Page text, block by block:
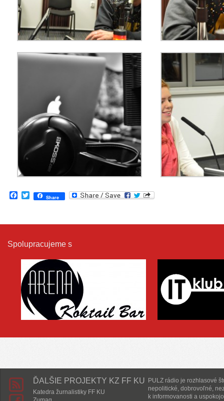
Facebook
TwitterShare
Spolupracujeme s
ĎALŠIE PROJEKTY KZ FF KU
Katedra žurnalistiky FF KU
PULZ rádio je rozhlasové
nepolitické, dobrovoľné,
k informovanosti a